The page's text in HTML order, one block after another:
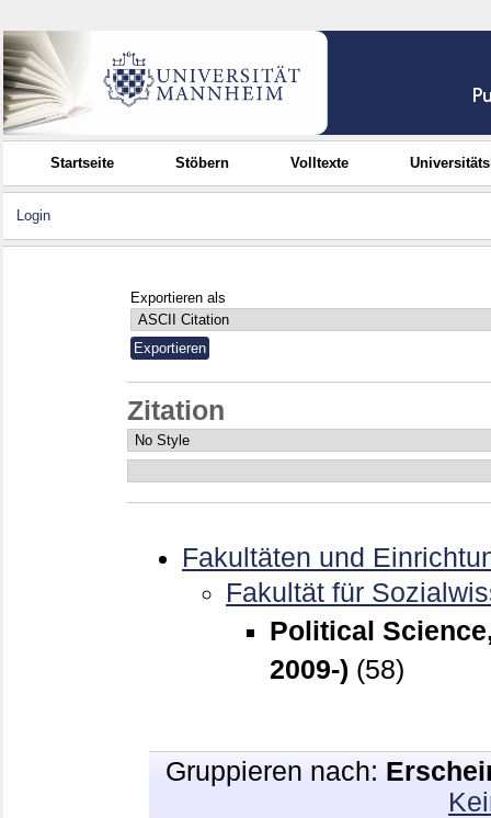
Startseite Stöbern Volltexte
Login
Exportieren als
Zitation
Fakultäten und
Fakultät für
Political
2009-) (58)
Gruppieren nach: